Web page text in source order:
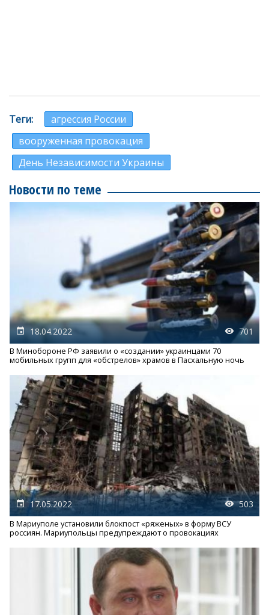
Теги
агрессия России
вооруженная провокация
День Независимости Украины
Новости по теме
18.04.2022 701
В Минобороне РФ заявили о «создании» украинцами 70
мобильных групп для «обстрелов» храмов в Пасхальную ночь
17.05.2022 503
В Мариуполе установили блокпост «ряженых» в форму ВСУ
россиян. Мариупольцы предупреждают о провокациях